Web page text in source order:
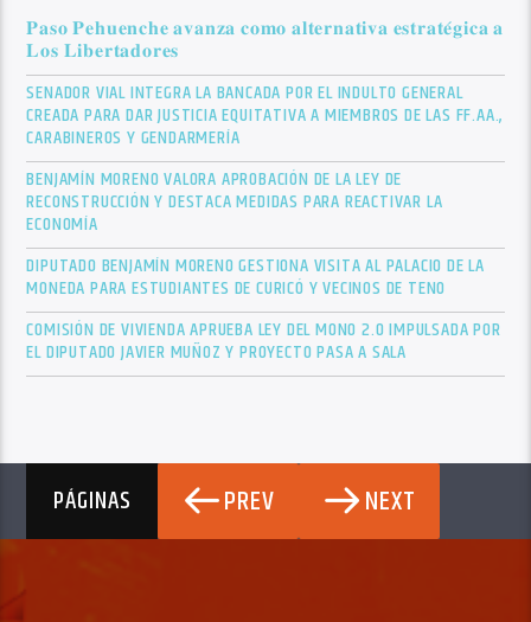
𝐏𝐚𝐬𝐨 𝐏𝐞𝐡𝐮𝐞𝐧𝐜𝐡𝐞 𝐚𝐯𝐚𝐧𝐳𝐚 𝐜𝐨𝐦𝐨 𝐚𝐥𝐭𝐞𝐫𝐧𝐚𝐭𝐢𝐯𝐚 𝐞𝐬𝐭𝐫𝐚𝐭𝐞́𝐠𝐢𝐜𝐚 𝐚
𝐋𝐨𝐬 𝐋𝐢𝐛𝐞𝐫𝐭𝐚𝐝𝐨𝐫𝐞𝐬
SENADOR VIAL INTEGRA LA BANCADA POR EL INDULTO GENERAL
CREADA PARA DAR JUSTICIA EQUITATIVA A MIEMBROS DE LAS FF.AA.,
CARABINEROS Y GENDARMERÍA
BENJAMÍN MORENO VALORA APROBACIÓN DE LA LEY DE
RECONSTRUCCIÓN Y DESTACA MEDIDAS PARA REACTIVAR LA
ECONOMÍA
DIPUTADO BENJAMÍN MORENO GESTIONA VISITA AL PALACIO DE LA
MONEDA PARA ESTUDIANTES DE CURICÓ Y VECINOS DE TENO
COMISIÓN DE VIVIENDA APRUEBA LEY DEL MONO 2.0 IMPULSADA POR
EL DIPUTADO JAVIER MUÑOZ Y PROYECTO PASA A SALA
PÁGINAS PREV NEXT